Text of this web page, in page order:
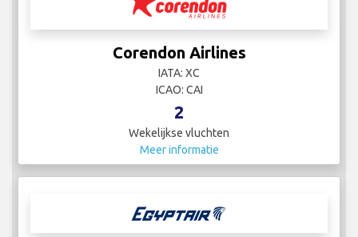
Corendon Airlines
IATA: XC
ICAO: CAI
2
Wekelijkse vluchten
Meer informatie